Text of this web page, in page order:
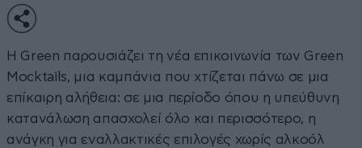
Η Green παρουσιάζει τη νέα επικοινωνία των Green
Mocktails, μια καμπάνια που χτίζεται πάνω σε μια
επίκαιρη αλήθεια: σε μια περίοδο όπου η υπεύθυνη
κατανάλωση απασχολεί όλο και περισσότερο, η
ανάγκη για εναλλακτικές επιλογές χωρίς αλκοόλ